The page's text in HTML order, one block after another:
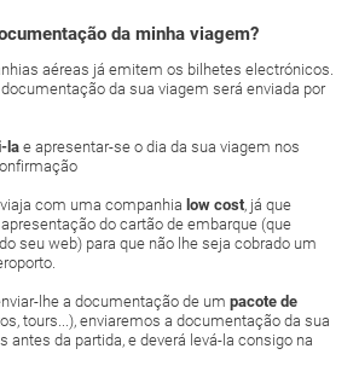
da minha viagem?
aéreas já emitem os bilhetes electrónicos.
da sua viagem será enviada por
la e apresentar-se o dia da sua viagem nos
com uma companhia low cost, já que
do cartão de embarque (que
seu web) para que não lhe seja cobrado um
lhe a documentação de um pacote de
tours...), enviaremos a documentação da sua
antes da partida, e deverá levá-la consigo na